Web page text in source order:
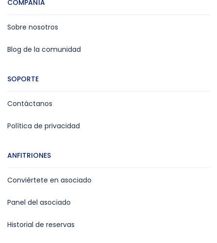
COMPAÑÍA
Sobre nosotros
Blog de la comunidad
SOPORTE
Contáctanos
Política de privacidad
ANFITRIONES
Conviértete en asociado
Panel del asociado
Historial de reservas